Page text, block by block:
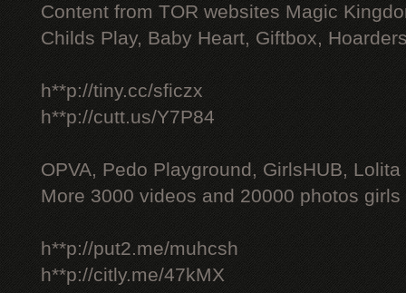
Content from TOR websites Magic
Childs Play, Baby Heart, Giftbox,
h**p://tiny.cc/sficzx
h**p://cutt.us/Y7P84
OPVA, Pedo Playground, GirlsHUB, Lolita
More 3000 videos and 20000 photos
h**p://put2.me/muhcsh
h**p://citly.me/47kMX